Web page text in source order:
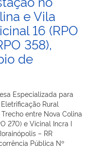
e Vila
16 (RPO
358),
de
Especializada para
Rural
entre Nova Colina
270) e Vicinal Incra I
– RR
Pública Nº